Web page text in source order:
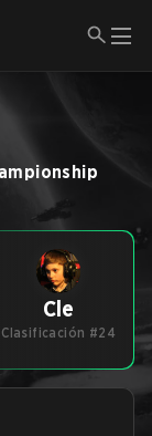
Cle
Clasificación #24